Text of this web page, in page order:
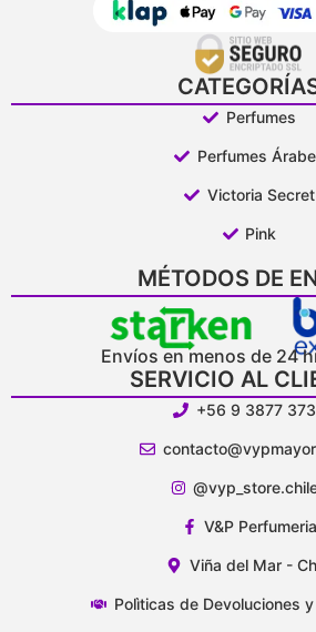
Perfumes
Perfumes
Victoria Secret
Pink
MÉTODOS DE
Envíos en menos de 24
SERVICIO AL
+56 9 3877
V&P Perfumeria
Viña del Mar -
Polìticas de Devoluciones